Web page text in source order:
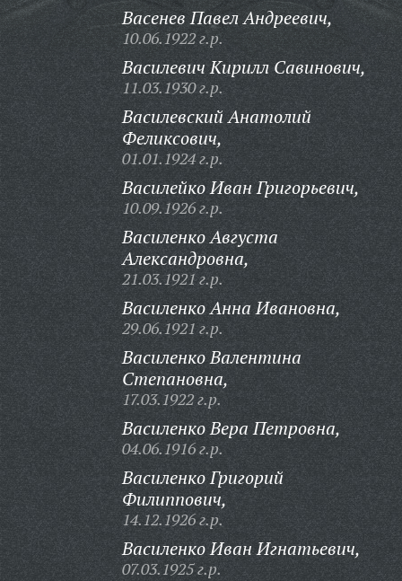
Васенев Павел Андреевич,
10.06.1922 г.р.
Василевич Кирилл Савинович,
11.03.1930 г.р.
Василевский Анатолий
Феликсович,
01.01.1924 г.р.
Василейко Иван Григорьевич,
10.09.1926 г.р.
Василенко Августа
Александровна,
21.03.1921 г.р.
Василенко Анна Ивановна,
29.06.1921 г.р.
Василенко Валентина
Степановна,
17.03.1922 г.р.
Василенко Вера Петровна,
04.06.1916 г.р.
Василенко Григорий
Филиппович,
14.12.1926 г.р.
Василенко Иван Игнатьевич,
07.03.1925 г.р.